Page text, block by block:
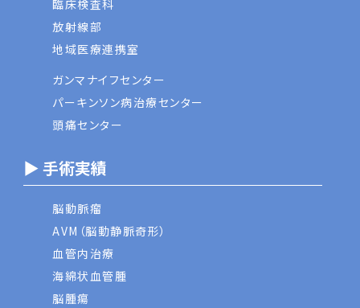
臨床検査科
放射線部
地域医療連携室
ガンマナイフセンター
パーキンソン病治療センター
頭痛センター
▶ 手術実績
脳動脈瘤
AVM（脳動静脈奇形）
血管内治療
海綿状血管腫
脳腫瘍